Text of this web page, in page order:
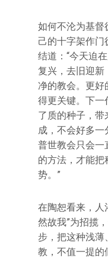
如何不沦为基督
己的十字架作门
结道：“今天迫
复兴，去旧迎新
净的教会。更好
得更关键。下一
了质的种子，带
成，不会好多一
普世教会只会一
的方法，才能把
势。”
在陶恕看来，人
然故我”为招揽
步，把这种浅薄
教，不值一提的